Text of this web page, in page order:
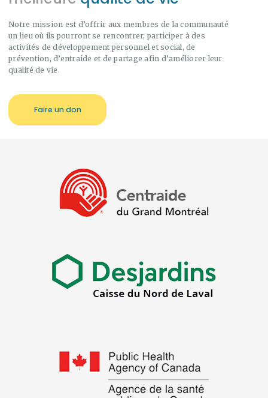
Notre mission est d’offrir aux membres de la communauté
un lieu où ils pourront se rencontrer, participer à des
activités de développement personnel et social, de
prévention, d’entraide et de partage afin d’améliorer leur
qualité de vie.
Faire un don